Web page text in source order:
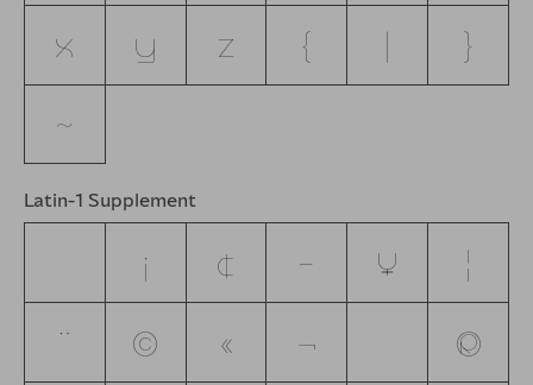
x
y z { |
}
~
Latin-1 Supplement
¡ ¢ £ ¥
¦
¨
© « ¬
®